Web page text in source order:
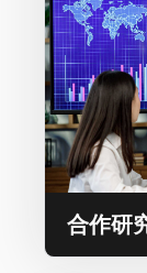
合作研
通过屏
让同事